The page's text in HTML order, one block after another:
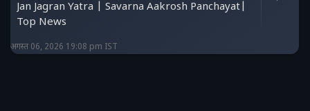
Jan Jagran Yatra | Savarna Aakrosh Panchayat|
Top News
अगस्त 06, 2026 19:08 pm IST